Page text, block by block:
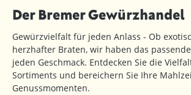
Der Bremer Gewürzhandel
Gewürzvielfalt für jeden Anlass - Ob
herzhafter Braten, wir haben das
jeden Geschmack. Entdecken Sie die
Sortiments und bereichern Sie Ihre
Genussmomenten.